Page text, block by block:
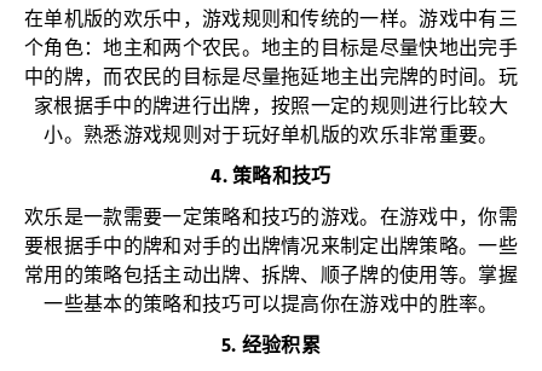
在单机版的欢乐中，游戏规则和传统的一样。游戏中有三
个角色：地主和两个农民。地主的目标是尽量快地出完手
中的牌，而农民的目标是尽量拖延地主出完牌的时间。玩
家根据手中的牌进行出牌，按照一定的规则进行比较大
小。熟悉游戏规则对于玩好单机版的欢乐非常重要。
4. 策略和技巧
欢乐是一款需要一定策略和技巧的游戏。在游戏中，你需
要根据手中的牌和对手的出牌情况来制定出牌策略。一些
常用的策略包括主动出牌、拆牌、顺子牌的使用等。掌握
一些基本的策略和技巧可以提高你在游戏中的胜率。
5. 经验积累